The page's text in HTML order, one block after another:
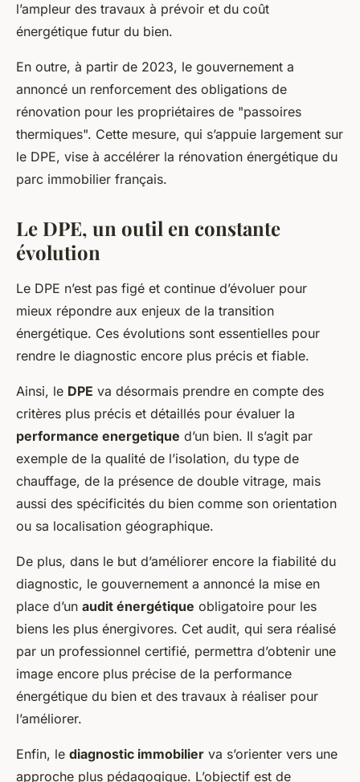
l’ampleur des travaux à prévoir et du coût
énergétique futur du bien.
En outre, à partir de 2023, le gouvernement a
annoncé un renforcement des obligations de
rénovation pour les propriétaires de "passoires
thermiques". Cette mesure, qui s’appuie largement sur
le DPE, vise à accélérer la rénovation énergétique du
parc immobilier français.
Le DPE, un outil en constante
évolution
Le DPE n’est pas figé et continue d’évoluer pour
mieux répondre aux enjeux de la transition
énergétique. Ces évolutions sont essentielles pour
rendre le diagnostic encore plus précis et fiable.
Ainsi, le DPE va désormais prendre en compte des
critères plus précis et détaillés pour évaluer la
performance energetique d’un bien. Il s’agit par
exemple de la qualité de l’isolation, du type de
chauffage, de la présence de double vitrage, mais
aussi des spécificités du bien comme son orientation
ou sa localisation géographique.
De plus, dans le but d’améliorer encore la fiabilité du
diagnostic, le gouvernement a annoncé la mise en
place d’un audit énergétique obligatoire pour les
biens les plus énergivores. Cet audit, qui sera réalisé
par un professionnel certifié, permettra d’obtenir une
image encore plus précise de la performance
énergétique du bien et des travaux à réaliser pour
l’améliorer.
Enfin, le diagnostic immobilier va s’orienter vers une
approche plus pédagogique. L’objectif est de